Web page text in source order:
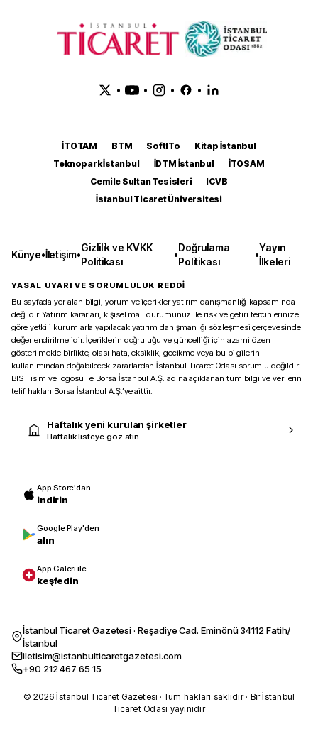
• • • •
İTOTAM BTM SoftITo
Kitap İstanbul
Teknopark İstanbul
İDTM İstanbul
İTOSAM
Cemile Sultan Tesisleri
ICVB
İstanbul Ticaret Üniversitesi
Künye•İletişim•
Gizlilik ve KVKK
Politikası
•
Doğrulama
Politikası
•
Yayın
İlkeleri
YASAL UYARI VE SORUMLULUK REDDİ
Bu sayfada yer alan bilgi, yorum ve içerikler yatırım danışmanlığı kapsamında
değildir. Yatırım kararları, kişisel mali durumunuz ile risk ve getiri tercihlerinize
göre yetkili kurumlarla yapılacak yatırım danışmanlığı sözleşmesi çerçevesinde
değerlendirilmelidir. İçeriklerin doğruluğu ve güncelliği için azami özen
gösterilmekle birlikte, olası hata, eksiklik, gecikme veya bu bilgilerin
kullanımından doğabilecek zararlardan İstanbul Ticaret Odası sorumlu değildir.
BIST isim ve logosu ile Borsa İstanbul A.Ş. adına açıklanan tüm bilgi ve verilerin
telif hakları Borsa İstanbul A.Ş.’ye aittir.
Haftalık yeni kurulan şirketler
Haftalık listeye göz atın
App Store'dan
indirin
Google Play'den
alın
App Galeri ile
keşfedin
İstanbul Ticaret Gazetesi · Reşadiye Cad. Eminönü 34112 Fatih/
İstanbul
iletisim@istanbulticaretgazetesi.com
+90 212 467 65 15
© 2026 İstanbul Ticaret Gazetesi · Tüm hakları saklıdır · Bir İstanbul
Ticaret Odası yayınıdır